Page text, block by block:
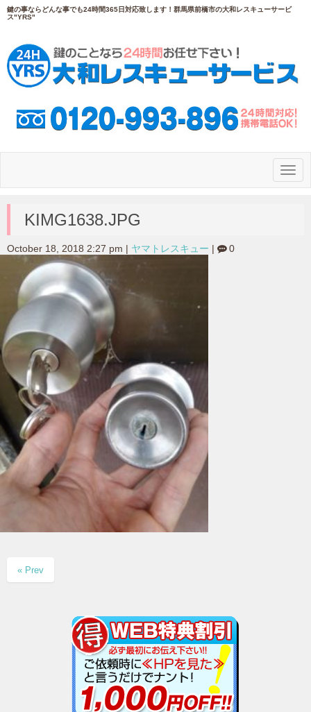
鍵の事ならどんな事でも24時間365日対応致します！群馬県前橋市の大和レスキューサービ
ス"YRS"
N
a
KIMG1638.JPG
October 18, 2018 2:27 pm ヤマトレスキュー 0
« Prev